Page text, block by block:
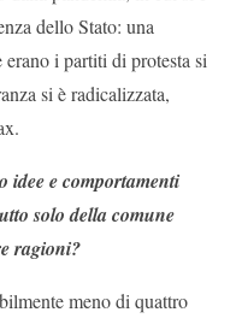
dello Stato: una
i partiti di protesta si
si è radicalizzata,
idee e comportamenti
solo della comune
ragioni?
meno di quattro